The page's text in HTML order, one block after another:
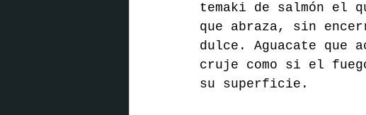
temaki de salmón el
que abraza, sin
dulce. Aguacate que
cruje como si el
su superficie.